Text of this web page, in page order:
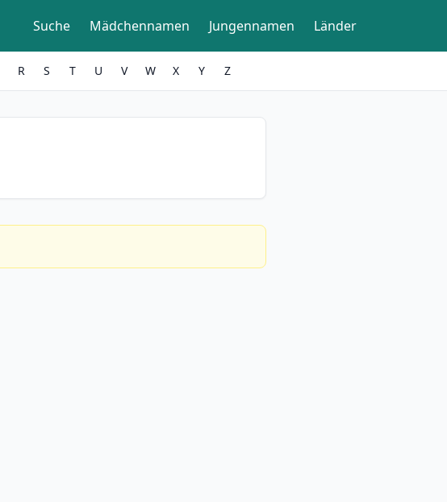
Suche Mädchennamen Jungennamen Länder
R S T U V W X Y Z